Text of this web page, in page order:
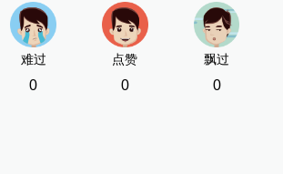
难过
0
点赞
0
飘过
0